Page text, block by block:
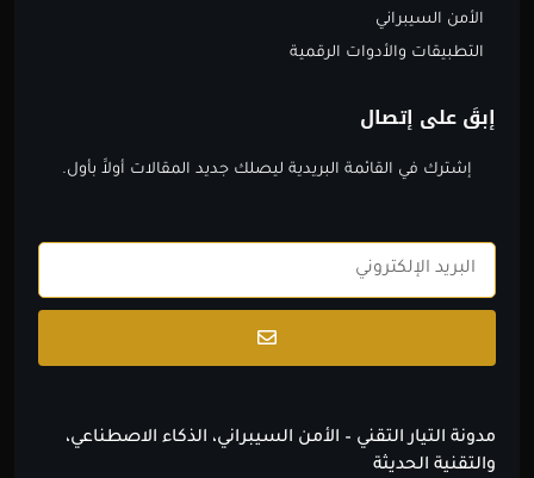
الأمن السيبراني
التطبيقات والأدوات الرقمية
إبقَ على إتصال
إشترك في القائمة البريدية ليصلك جديد المقالات أولاََ بأول.
مدونة التيار التقني – الأمن السيبراني، الذكاء الاصطناعي،
والتقنية الحديثة